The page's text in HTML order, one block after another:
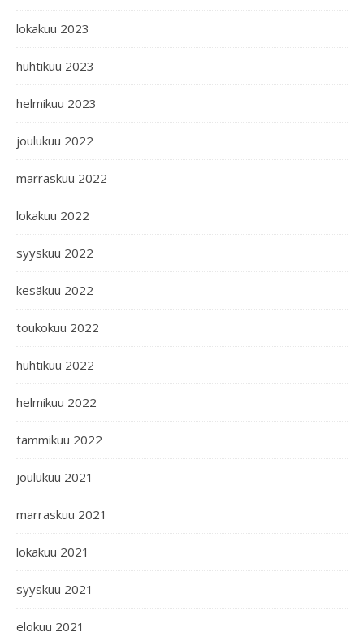
lokakuu 2023
huhtikuu 2023
helmikuu 2023
joulukuu 2022
marraskuu 2022
lokakuu 2022
syyskuu 2022
kesäkuu 2022
toukokuu 2022
huhtikuu 2022
helmikuu 2022
tammikuu 2022
joulukuu 2021
marraskuu 2021
lokakuu 2021
syyskuu 2021
elokuu 2021